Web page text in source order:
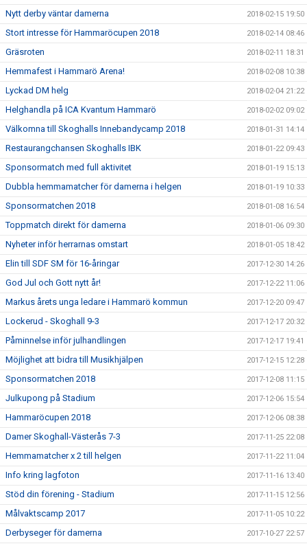
Nytt derby väntar damerna 2018-02-15 19:50
Stort intresse för Hammaröcupen 2018 2018-02-14 08:46
Gräsroten 2018-02-11 18:31
Hemmafest i Hammarö Arena! 2018-02-08 10:38
Lyckad DM helg 2018-02-04 21:22
Helghandla på ICA Kvantum Hammarö 2018-02-02 09:02
Välkomna till Skoghalls Innebandycamp 2018 2018-01-31 14:14
Restaurangchansen Skoghalls IBK 2018-01-22 09:43
Sponsormatch med full aktivitet 2018-01-19 15:13
Dubbla hemmamatcher för damerna i helgen 2018-01-19 10:33
Sponsormatchen 2018 2018-01-08 16:54
Toppmatch direkt för damerna 2018-01-06 09:30
Nyheter inför herrarnas omstart 2018-01-05 18:42
Elin till SDF SM för 16-åringar 2017-12-30 14:26
God Jul och Gott nytt år! 2017-12-22 11:06
Markus årets unga ledare i Hammarö kommun 2017-12-20 09:47
Lockerud - Skoghall 9-3 2017-12-17 20:32
Påminnelse inför julhandlingen 2017-12-17 19:41
Möjlighet att bidra till Musikhjälpen 2017-12-15 12:28
Sponsormatchen 2018 2017-12-08 11:15
Julkupong på Stadium 2017-12-06 15:54
Hammaröcupen 2018 2017-12-06 08:38
Damer Skoghall-Västerås 7-3 2017-11-25 22:08
Hemmamatcher x 2 till helgen 2017-11-22 11:04
Info kring lagfoton 2017-11-16 13:40
Stöd din förening - Stadium 2017-11-15 12:56
Målvaktscamp 2017 2017-11-05 10:22
Derbyseger för damerna 2017-10-27 22:57